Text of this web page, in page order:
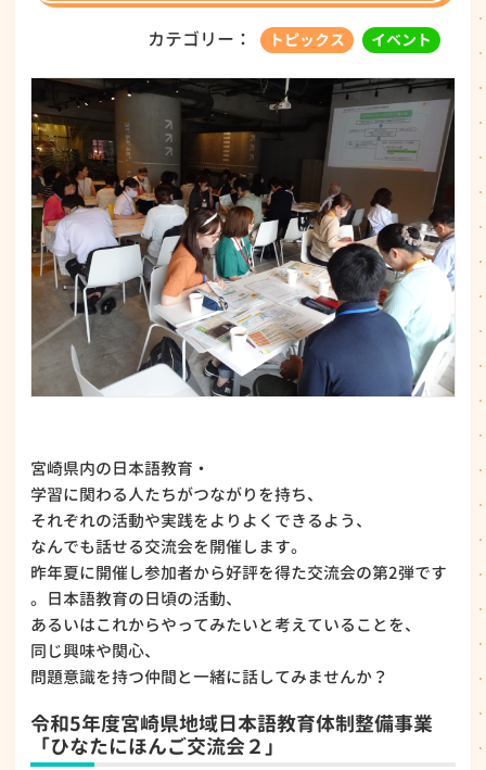
カテゴリー： トピックス イベント
宮崎県内の日本語教育・
学習に関わる人たちがつながりを持ち、
それぞれの活動や実践をよりよくできるよう、
なんでも話せる交流会を開催します。
昨年夏に開催し参加者から好評を得た交流会の第2弾です
。日本語教育の日頃の活動、
あるいはこれからやってみたいと考えていることを、
同じ興味や関心、
問題意識を持つ仲間と一緒に話してみませんか？
令和5年度宮崎県地域日本語教育体制整備事業
「ひなたにほんご交流会２」